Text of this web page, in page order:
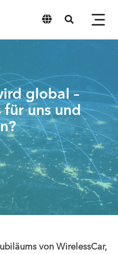
Deutsch
global –
uns und
von WirelessCar,